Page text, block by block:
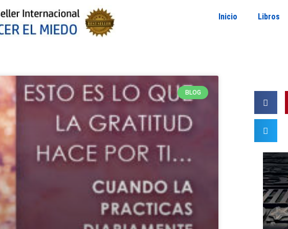
Inicio Libros
BLOG